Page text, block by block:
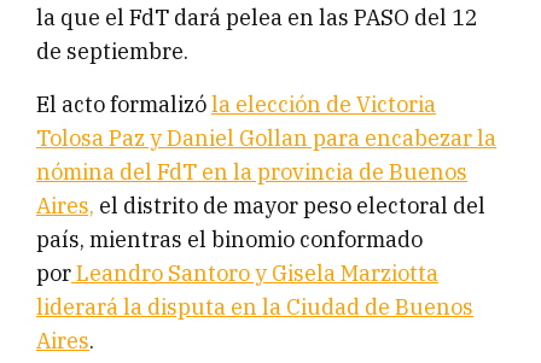
la que el FdT dará pelea en las PASO del 12
de septiembre.
El acto formalizóla elección de Victoria
Tolosa Paz y Daniel Gollan para encabezar la
nómina del FdT en la provincia de Buenos
Aires, el distrito de mayor peso electoral del
país, mientras el binomio conformado
porLeandro Santoro y Gisela Marziotta
liderará la disputa en la Ciudad de Buenos
Aires.